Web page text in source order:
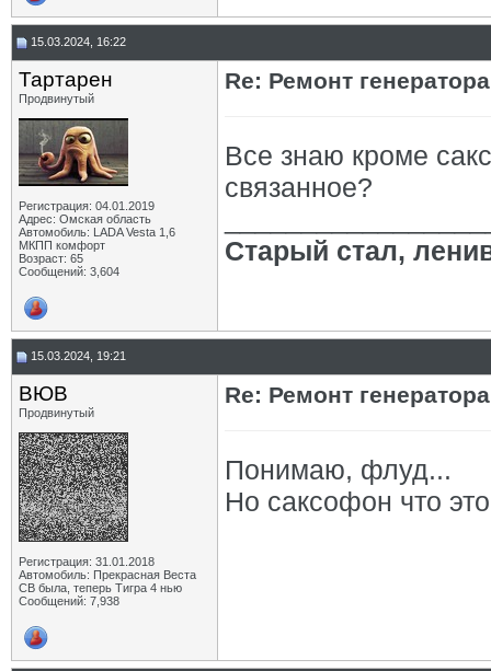
15.03.2024, 16:22
Тартарен
Продвинутый
Регистрация: 04.01.2019
Адрес: Омская область
Автомобиль: LADA Vesta 1,6
МКПП комфорт
Возраст: 65
Сообщений: 3,604
Re: Ремонт
Все знаю кроме
связанное?
Старый стал,
15.03.2024, 19:21
ВЮВ
Продвинутый
Регистрация: 31.01.2018
Автомобиль: Прекрасная Веста
СВ была, теперь Тигра 4 нью
Сообщений: 7,938
Re: Ремонт
Понимаю, флуд...
Но саксофон что